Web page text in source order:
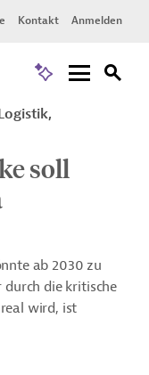
Kontakt Anmelden
soll
ab 2030 zu
die kritische
wird, ist